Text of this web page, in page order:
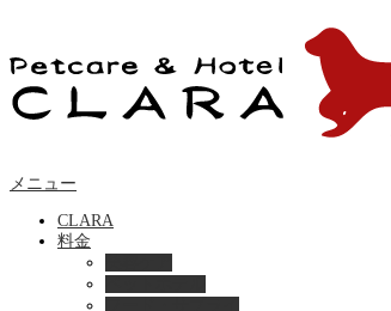
メニュー
CLARA
料金